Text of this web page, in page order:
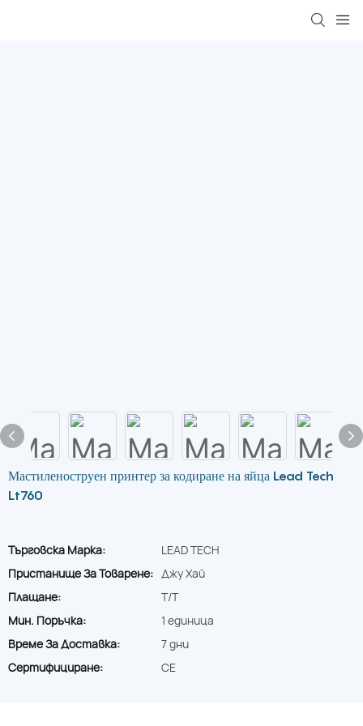
Мастиленоструен принтер за кодиране на яйца Lead Tech
Lt760
Търговска Марка:
LEAD TECH
Пристанище За Товарене: Джу Хай
Плащане:
T/T
Мин. Поръчка:
1 единица
Време За Доставка:
7 дни
Сертифициране:
CE